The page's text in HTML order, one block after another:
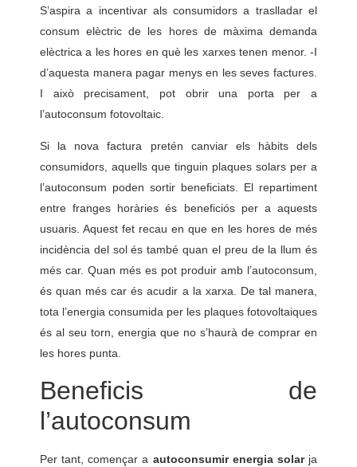
S’aspira a incentivar als consumidors a traslladar el
consum elèctric de les hores de màxima demanda
elèctrica a les hores en què les xarxes tenen menor. -I
d’aquesta manera pagar menys en les seves factures.
I això precisament, pot obrir una porta per a
l’autoconsum fotovoltaic.
Si la nova factura pretén canviar els hàbits dels
consumidors, aquells que tinguin plaques solars per a
l’autoconsum poden sortir beneficiats. El repartiment
entre franges horàries és beneficiós per a aquests
usuaris. Aquest fet recau en que en les hores de més
incidència del sol és també quan el preu de la llum és
més car. Quan més es pot produir amb l’autoconsum,
és quan més car és acudir a la xarxa. De tal manera,
tota l’energia consumida per les plaques fotovoltaiques
és al seu torn, energia que no s’haurà de comprar en
les hores punta.
Beneficis de
l’autoconsum
Per tant, començar a autoconsumir energia solar ja